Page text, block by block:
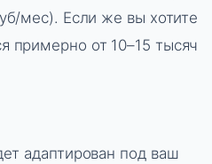
мес). Если же вы хотите
примерно от 10–15 тысяч
адаптирован под ваш